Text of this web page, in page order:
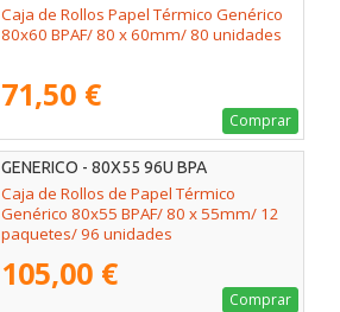
Caja de Rollos Papel Térmico Genérico
80x60 BPAF/ 80 x 60mm/ 80 unidades
71,50 €
Comprar
GENERICO - 80X55 96U BPA
Caja de Rollos de Papel Térmico
Genérico 80x55 BPAF/ 80 x 55mm/ 12
paquetes/ 96 unidades
105,00 €
Comprar